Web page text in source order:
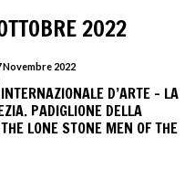
2022
Novembre 2022
D’ARTE – LA
PADIGLIONE DELLA
LONE STONE MEN OF THE